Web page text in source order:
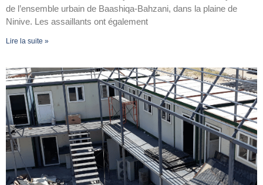
de l’ensemble urbain de Baashiqa-Bahzani, dans la plaine de
Ninive. Les assaillants ont également
Lire la suite »